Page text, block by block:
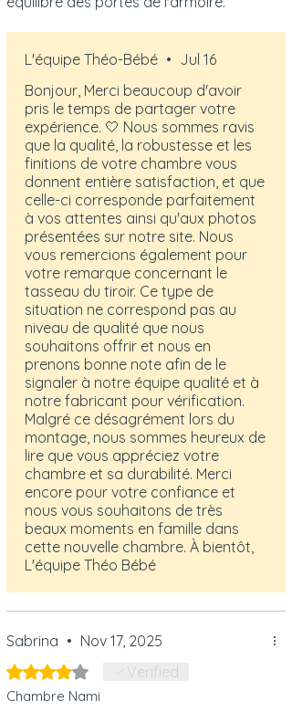
Seul bémol, être un minimum bricoleur,
car le tasseau de bois pour le tiroir de
l'armoire était surdimensionné et a
nécessité une coupe pour pouvoir être
fixé. C'est cependant une partie non
visible si le tiroir est en position fermée.
Une chambrée jolie et durable.
L'équipe Théo-Bébé • Jul 16
Bonjour, Merci beaucoup d'avoir
pris le temps de partager votre
expérience. 🤍 Nous sommes ravis
que la qualité, la robustesse et les
finitions de votre chambre vous
donnent entière satisfaction, et que
celle-ci corresponde parfaitement
à vos attentes ainsi qu'aux photos
présentées sur notre site. Nous
vous remercions également pour
votre remarque concernant le
tasseau du tiroir. Ce type de
situation ne correspond pas au
niveau de qualité que nous
souhaitons offrir et nous en
prenons bonne note afin de le
signaler à notre équipe qualité et à
notre fabricant pour vérification.
Malgré ce désagrément lors du
montage, nous sommes heureux de
lire que vous appréciez votre
chambre et sa durabilité. Merci
encore pour votre confiance et
nous vous souhaitons de très
beaux moments en famille dans
cette nouvelle chambre. À bientôt,
L'équipe Théo Bébé
Sabrina • Nov 17, 2025
Rated 4 out of 5 stars.Verified
Chambre Nami